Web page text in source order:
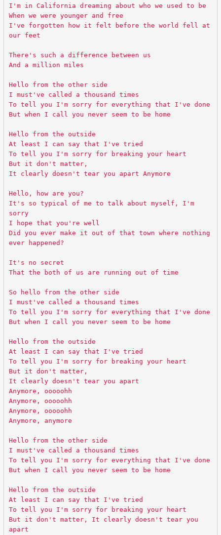
I'm in California dreaming about who we used to be
When we were younger and free
I've forgotten how it felt before the world fell at
our feet
There's such a difference between us
And a million miles
Hello from the other side
I must've called a thousand times
To tell you I'm sorry for everything that I've done
But when I call you never seem to be home
Hello from the outside
At least I can say that I've tried
To tell you I'm sorry for breaking your heart
But it don't matter,
It clearly doesn't tear you apart Anymore
Hello, how are you?
It's so typical of me to talk about myself, I'm
sorry
I hope that you're well
Did you ever make it out of that town where nothing
ever happened?
It's no secret
That the both of us are running out of time
So hello from the other side
I must've called a thousand times
To tell you I'm sorry for everything that I've done
But when I call you never seem to be home
Hello from the outside
At least I can say that I've tried
To tell you I'm sorry for breaking your heart
But it don't matter,
It clearly doesn't tear you apart
Anymore, ooooohh
Anymore, ooooohh
Anymore, ooooohh
Anymore, anymore
Hello from the other side
I must've called a thousand times
To tell you I'm sorry for everything that I've done
But when I call you never seem to be home
Hello from the outside
At least I can say that I've tried
To tell you I'm sorry for breaking your heart
But it don't matter, It clearly doesn't tear you
apart